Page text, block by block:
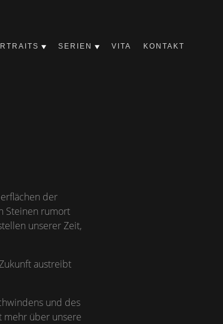
SERIEN VITA KONTAKT
der
Steinen rumort
unserer Zeit,
austreibt
und des
mehr über unsere